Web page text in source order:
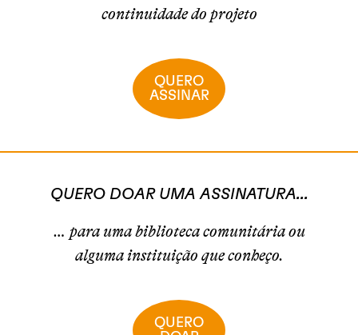
continuidade do projeto
QUERO
ASSINAR
QUERO DOAR UMA ASSINATURA...
… para uma biblioteca comunitária ou
alguma instituição que conheço.
QUERO